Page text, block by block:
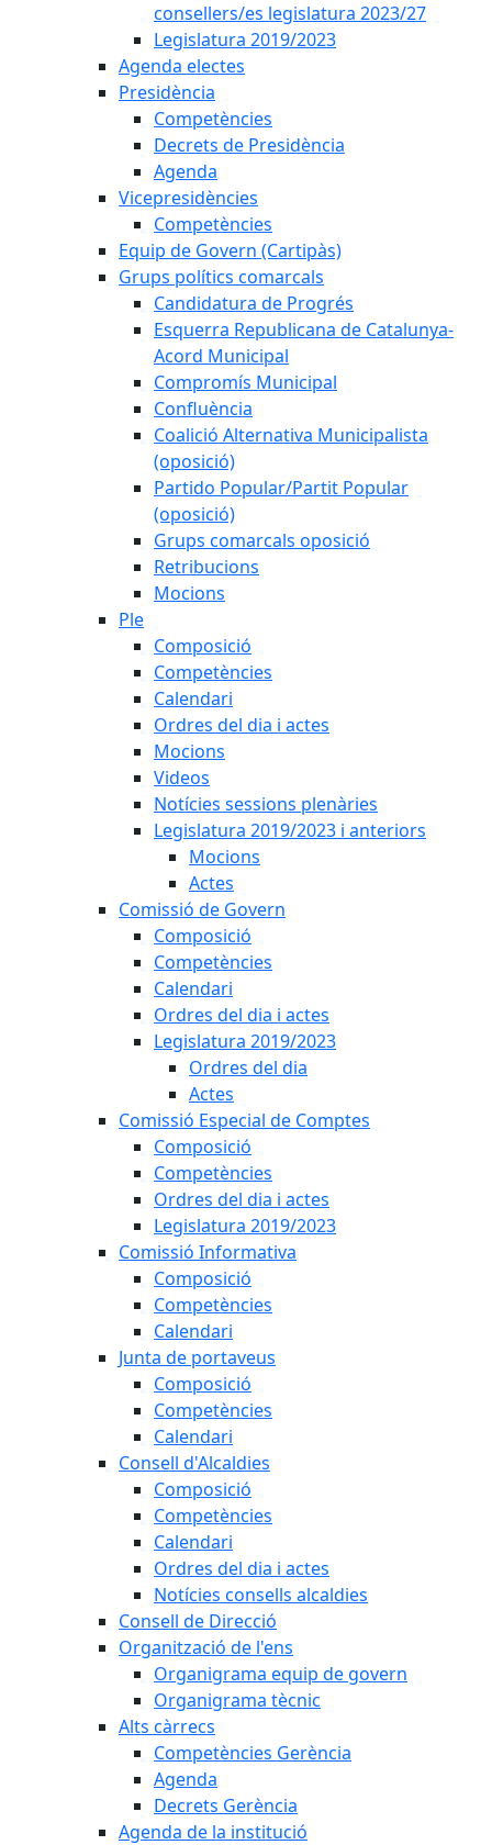
consellers/es legislatura 2023/27
Legislatura 2019/2023
Agenda electes
Presidència
Competències
Decrets de Presidència
Agenda
Vicepresidències
Competències
Equip de Govern (Cartipàs)
Grups polítics comarcals
Candidatura de Progrés
Esquerra Republicana de Catalunya-
Acord Municipal
Compromís Municipal
Confluència
Coalició Alternativa Municipalista
(oposició)
Partido Popular/Partit Popular
(oposició)
Grups comarcals oposició
Retribucions
Mocions
Ple
Composició
Competències
Calendari
Ordres del dia i actes
Mocions
Videos
Notícies sessions plenàries
Legislatura 2019/2023 i anteriors
Mocions
Actes
Comissió de Govern
Composició
Competències
Calendari
Ordres del dia i actes
Legislatura 2019/2023
Ordres del dia
Actes
Comissió Especial de Comptes
Composició
Competències
Ordres del dia i actes
Legislatura 2019/2023
Comissió Informativa
Composició
Competències
Calendari
Junta de portaveus
Composició
Competències
Calendari
Consell d'Alcaldies
Composició
Competències
Calendari
Ordres del dia i actes
Notícies consells alcaldies
Consell de Direcció
Organització de l'ens
Organigrama equip de govern
Organigrama tècnic
Alts càrrecs
Competències Gerència
Agenda
Decrets Gerència
Agenda de la institució